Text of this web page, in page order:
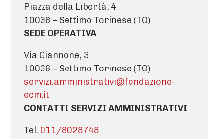
Piazza della Libertà, 4
10036 – Settimo Torinese (TO)
SEDE OPERATIVA
Via Giannone, 3
10036 – Settimo Torinese (TO)
servizi.amministrativi@fondazione-
ecm.it
CONTATTI SERVIZI AMMINISTRATIVI
Tel. 011/8028748